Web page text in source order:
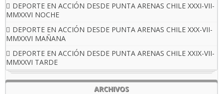
DEPORTE EN ACCIÓN DESDE PUNTA ARENAS CHILE XXXI-VII-
MMXXVI NOCHE
DEPORTE EN ACCIÓN DESDE PUNTA ARENAS CHILE XXX-VII-
MMXXVI MAÑANA
DEPORTE EN ACCIÓN DESDE PUNTA ARENAS CHILE XXIX-VII-
MMXXVI TARDE
ARCHIVOS